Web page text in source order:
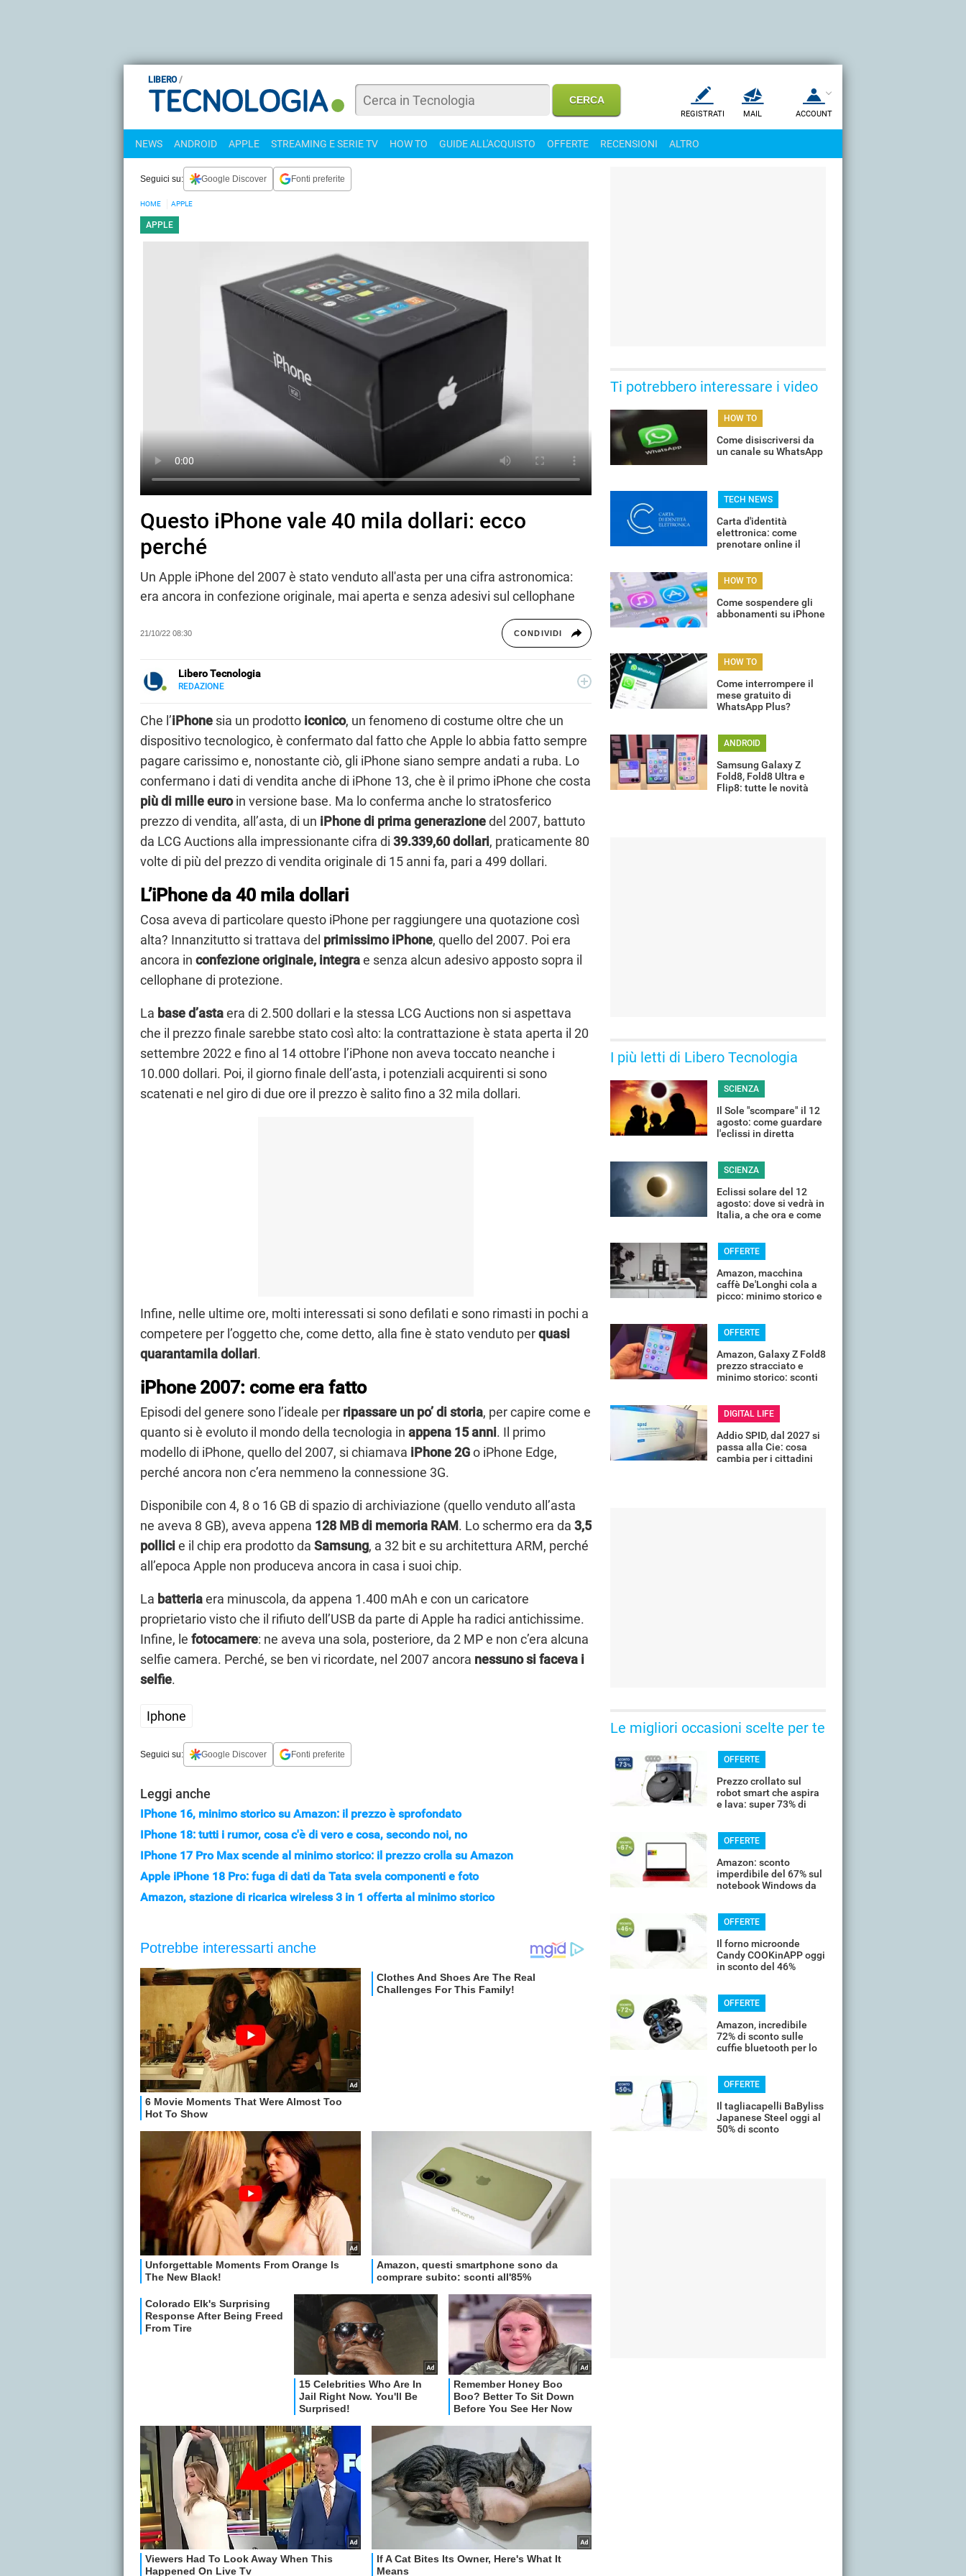
LIBERO
REGISTRATI MAIL ACCOUNT
NEWS ANDROID APPLE STREAMING E SERIE TV HOW TO GUIDE ALL'ACQUISTO OFFERTE RECENSIONI ALTRO
Seguici su: Google Discover Fonti preferite
HOME APPLE
APPLE
Questo iPhone vale 40 mila dollari: ecco
perché
Un Apple iPhone del 2007 è stato venduto all'asta per una cifra astronomica:
era ancora in confezione originale, mai aperta e senza adesivi sul cellophane
21/10/22 08:30 CONDIVIDI
Libero Tecnologia
REDAZIONE
approfondimenti, guide e tutorial, per un pubblico di principianti e di esperti, di utenti privati, di
PMI e professionisti. Qui trovate i nostri articoli sul mondo Android e Apple, app e social,
audio e video, smartphone e wearable, domotica e gadget.
Che l’iPhone sia un prodotto iconico, un fenomeno di costume oltre che un
dispositivo tecnologico, è confermato dal fatto che Apple lo abbia fatto sempre
pagare carissimo e, nonostante ciò, gli iPhone siano sempre andati a ruba. Lo
confermano i dati di vendita anche di iPhone 13, che è il primo iPhone che costa
più di mille euroin versione base. Ma lo conferma anche lo stratosferico
prezzo di vendita, all’asta, di un iPhone di prima generazionedel 2007, battuto
da LCG Auctions alla impressionante cifra di 39.339,60 dollari, praticamente 80
volte di più del prezzo di vendita originale di 15 anni fa, pari a 499 dollari.
L’iPhone da 40 mila dollari
Cosa aveva di particolare questo iPhone per raggiungere una quotazione così
alta? Innanzitutto si trattava del primissimo iPhone, quello del 2007. Poi era
ancora in confezione originale, integrae senza alcun adesivo apposto sopra il
cellophane di protezione.
La base d’astaera di 2.500 dollari e la stessa LCG Auctions non si aspettava
che il prezzo finale sarebbe stato così alto: la contrattazione è stata aperta il 20
settembre 2022 e fino al 14 ottobre l’iPhone non aveva toccato neanche i
10.000 dollari. Poi, il giorno finale dell’asta, i potenziali acquirenti si sono
scatenati e nel giro di due ore il prezzo è salito fino a 32 mila dollari.
Infine, nelle ultime ore, molti interessati si sono defilati e sono rimasti in pochi a
competere per l’oggetto che, come detto, alla fine è stato venduto perquasi
quarantamila dollari.
iPhone 2007: come era fatto
Episodi del genere sono l’ideale per ripassare un po’ di storia, per capire come e
quanto si è evoluto il mondo della tecnologia in appena 15 anni. Il primo
modello di iPhone, quello del 2007, si chiamava iPhone 2Go iPhone Edge,
perché ancora non c’era nemmeno la connessione 3G.
Disponibile con 4, 8 o 16 GB di spazio di archiviazione (quello venduto all’asta
ne aveva 8 GB), aveva appena 128 MB di memoria RAM. Lo schermo era da 3,5
pollicie il chip era prodotto da Samsung, a 32 bit e su architettura ARM, perché
all’epoca Apple non produceva ancora in casa i suoi chip.
La batteriaera minuscola, da appena 1.400 mAh e con un caricatore
proprietario visto che il rifiuto dell’USB da parte di Apple ha radici antichissime.
Infine, le fotocamere: ne aveva una sola, posteriore, da 2 MP e non c’era alcuna
selfie camera. Perché, se ben vi ricordate, nel 2007 ancora nessuno si faceva i
selfie.
Iphone
Seguici su: Google Discover Fonti preferite
Leggi anche
IPhone 16, minimo storico su Amazon: il prezzo è sprofondato
IPhone 18: tutti i rumor, cosa c'è di vero e cosa, secondo noi, no
IPhone 17 Pro Max scende al minimo storico: il prezzo crolla su Amazon
Apple iPhone 18 Pro: fuga di dati da Tata svela componenti e foto
Amazon, stazione di ricarica wireless 3 in 1 offerta al minimo storico
Ti potrebbero interessare i video
HOW TO
Come disiscriversi da
un canale su WhatsApp
TECH NEWS
Carta d'identità
elettronica: come
prenotare online il
HOW TO
Come sospendere gli
abbonamenti su iPhone
HOW TO
Come interrompere il
mese gratuito di
WhatsApp Plus?
ANDROID
Samsung Galaxy Z
Fold8, Fold8 Ultra e
Flip8: tutte le novità
I più letti di Libero Tecnologia
SCIENZA
Il Sole "scompare" il 12
agosto: come guardare
l'eclissi in diretta
SCIENZA
Eclissi solare del 12
agosto: dove si vedrà in
Italia, a che ora e come
OFFERTE
Amazon, macchina
caffè De'Longhi cola a
picco: minimo storico e
OFFERTE
Amazon, Galaxy Z Fold8
prezzo stracciato e
minimo storico: sconti
DIGITAL LIFE
Addio SPID, dal 2027 si
passa alla Cie: cosa
cambia per i cittadini
Le migliori occasioni scelte per te
OFFERTE
Prezzo crollato sul
robot smart che aspira
e lava: super 73% di
OFFERTE
Amazon: sconto
imperdibile del 67% sul
notebook Windows da
OFFERTE
Il forno microonde
Candy COOKinAPP oggi
in sconto del 46%
OFFERTE
Amazon, incredibile
72% di sconto sulle
cuffie bluetooth per lo
OFFERTE
Il tagliacapelli BaByliss
Japanese Steel oggi al
50% di sconto